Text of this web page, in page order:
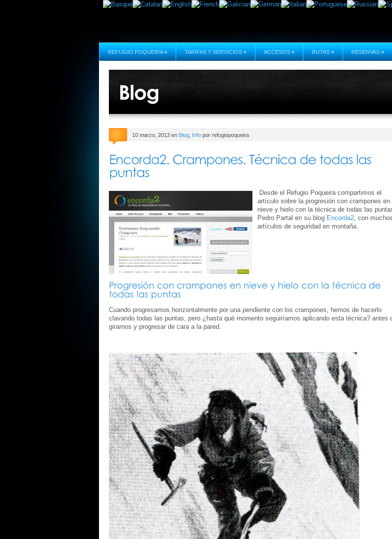
REFUGIO POQUEIRA » TARIFAS Y SERVICIOS » ACCESOS » RUTAS » RESERVAS »
10 marzo, 2013 en Blog Info por refugiopoqueira
Desde el Refugio Poqueira compartimos el
artículo sobre la progresión con crampones en
nieve y hielo con la técnica de todas las
Pedro Partal en su blog Encorda2, con muchos
artículos de seguridad en montaña.
Cuando progresamos horizontalmente por una pendiente con los crampones, hemos de hacerlo
clavando todas las puntas, pero ¿hasta qué momento seguiríamos aplicando esta técnica? antes
girarnos y progresar de cara a la pared.